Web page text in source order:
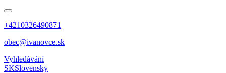
+4210326490871
obec@ivanovce.sk
Vyhledávání
SKSlovensky